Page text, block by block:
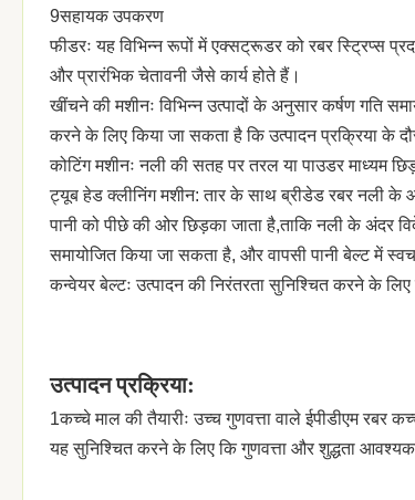
9सहायक उपकरण
फीडरः यह विभिन्न रूपों में एक्सट्रूडर को रबर स्ट्रिप्स
और प्रारंभिक चेतावनी जैसे कार्य होते हैं।
खींचने की मशीनः विभिन्न उत्पादों के अनुसार कर्षण गति
करने के लिए किया जा सकता है कि उत्पादन प्रक्रिया के
कोटिंग मशीनः नली की सतह पर तरल या पाउडर
ट्यूब हेड क्लीनिंग मशीन: तार के साथ ब्रीडेड रबर नली
पानी को पीछे की ओर छिड़का जाता है,ताकि नली के अंदर
समायोजित किया जा सकता है, और वापसी पानी बेल्ट में
कन्वेयर बेल्टः उत्पादन की निरंतरता सुनिश्चित करने के
उत्पादन प्रक्रिया:
1कच्चे माल की तैयारीः उच्च गुणवत्ता वाले ईपीडीएम रबर
यह सुनिश्चित करने के लिए कि गुणवत्ता और शुद्धता